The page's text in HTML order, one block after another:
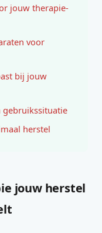
jouw therapie-
voor
bij jouw
gebruikssituatie
herstel
jouw herstel